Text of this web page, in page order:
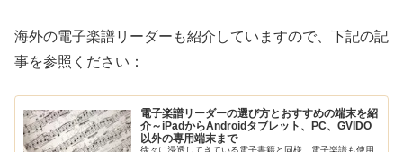
海外の電子楽譜リーダーも紹介していますので、下記の記
事を参照ください：
電子楽譜リーダーの選び方とおすすめの端末を紹
介～iPadからAndroidタブレット、PC、GVIDO
以外の専用端末まで
徐々に浸透してきている電子書籍と同様、電子楽譜も使用